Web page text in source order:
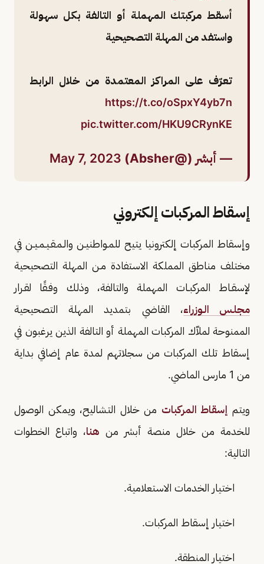
أسقط مركبتك المهملة أو التالفة بكل سهولة
واستفد من المهلة التصحيحية
تعرّف على المراكز المعتمدة من خلال الرابط
https://t.co/oSpxY4yb7n
pic.twitter.com/HKU9CRynKE
— أبشر (@Absher) May 7, 2023
إسقاط المركبات إلكتروني
وإسقاط المركبات إلكترونيا يتيح للمـواطنيـن والـمـقـيـمـيـن في
مختلف مناطق المملكة الاستفادة مـن المهلة التصحيحية
لإسقـاط المركبـات المهملة والتالفة، وذلك وفـقًا لقـرار
مجلـس الـوزراء، القاضي بتمديد المهلة التصحيحية
الممنوحة لملاّك المركبات المهملة أو التالفة الذين يرغبون في
إسقاط تلك المركبات من سجلاتهم لمدة عام إضافي بداية
من 1 مارس الماضي.
ويتم إسقاط المركبات من خلال التشاليح، ويمكن الوصول
للخدمة من خلال منصة أبشر من هنا، واتباع الخطوات
التالية:
اختيار الخدمات الاستعلامية.
اختيار إسقاط المركبات.
اختيار المنطقة.